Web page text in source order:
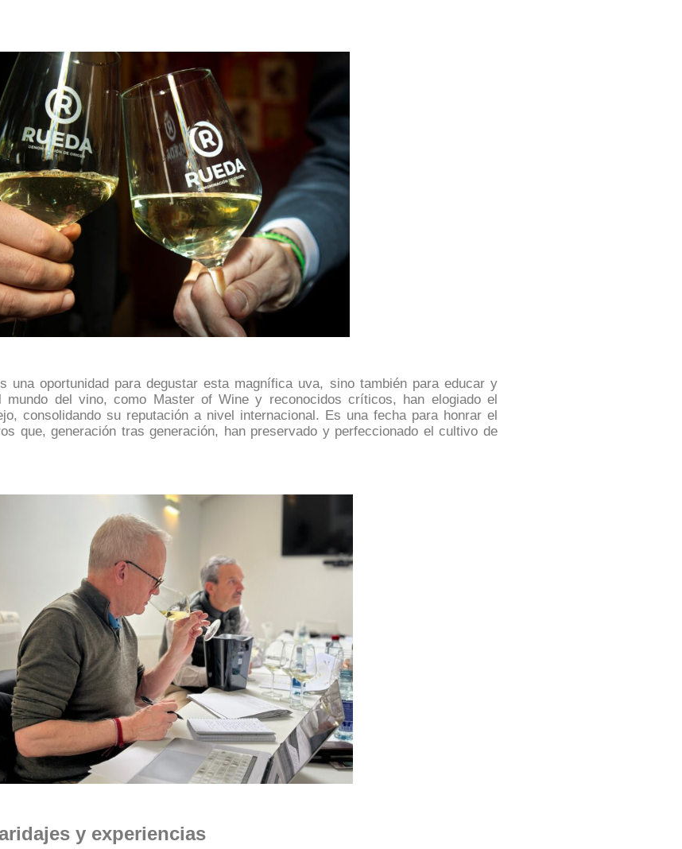
una oportunidad para degustar esta magnífica uva, sino también para educar y
mundo del vino, como Master of Wine y reconocidos críticos, han elogiado el
consolidando su reputación a nivel internacional. Es una fecha para honrar el
que, generación tras generación, han preservado y perfeccionado el cultivo de
y experiencias